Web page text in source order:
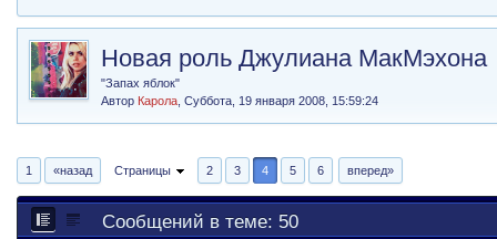
Новая роль Джулиана МакМэхона
"Запах яблок"
Автор Карола ,Суббота, 19 января 2008, 15:59:24
1 «назад Страницы 2 3 4 5 6 вперед»
Сообщений в теме: 50